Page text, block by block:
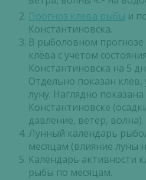
Прогноз клева рыбы и
Константиновска.
В рыболовном прогнозе
клёва с учетом
Константиновска на 5
Отдельно показан
луну. Наглядно
Константиновске
давление, ветер, волна).
Лунный календарь
месяцам (влияние луны
Календарь активности
рыбы по месяцам.